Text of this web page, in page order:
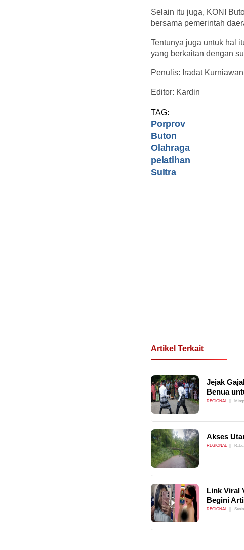
Selain itu juga, KONI
bersama pemerintah
Tentunya juga untuk hal
yang berkaitan dengan
Penulis: Iradat Kurniawan
Editor: Kardin
TAG:
Porprov
Buton
Olahraga
pelatihan
Sultra
Artikel Terkait
Jejak
Benua
REGIONAL
Akses
REGIONAL
Link Viral
Begini
REGIONAL